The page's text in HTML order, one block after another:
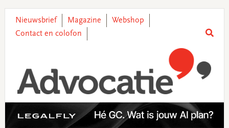
primary
main
primary
footer
Nieuwsbrief Magazine
Webshop
Contact en colofon